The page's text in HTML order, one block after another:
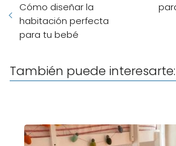
Cómo diseñar la
habitación perfecta
para tu bebé
También puede interesarte: